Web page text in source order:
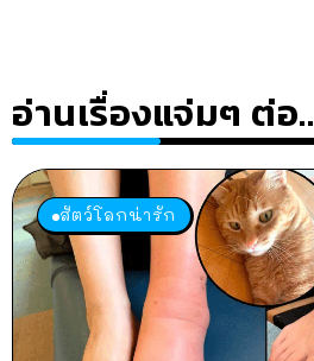
อ่านเรื่องแจ่มๆ ต่อ..
สัตว์โลกน่ารัก